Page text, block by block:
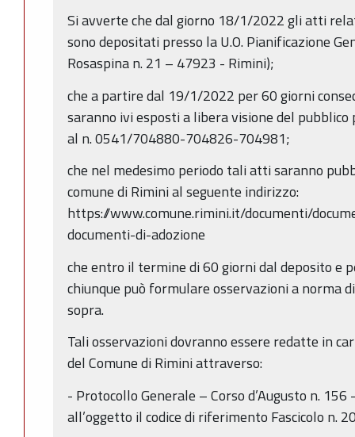
Si avverte che dal giorno 18/1/2022 gli atti
sono depositati presso la U.O. Pianificazione
Rosaspina n. 21 – 47923 - Rimini);
che a partire dal 19/1/2022 per 60 giorni
saranno ivi esposti a libera visione del
al n. 0541/704880-704826-704981;
che nel medesimo periodo tali atti saranno
comune di Rimini al seguente indirizzo:
https://www.comune.rimini.it/documenti/
documenti-di-adozione
che entro il termine di 60 giorni dal deposito
chiunque può formulare osservazioni a norma
sopra.
Tali osservazioni dovranno essere redatte in
del Comune di Rimini attraverso:
- Protocollo Generale – Corso d’Augusto n.
all’oggetto il codice di riferimento Fascicolo n.